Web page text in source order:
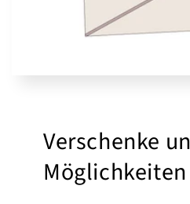
Verschenke
Möglichkeiten